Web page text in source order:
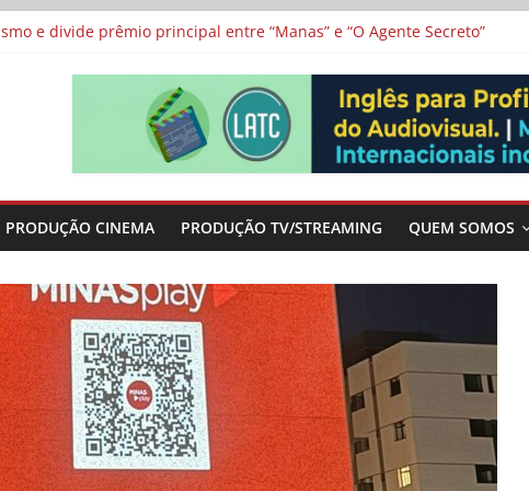
adaptação brasileira de série argentina para o cinema
Poker da Última Meia Década no Cinema e na TV
Cinema
de escolas públicas
PRODUÇÃO CINEMA PRODUÇÃO TV/STREAMING QUEM SOMOS